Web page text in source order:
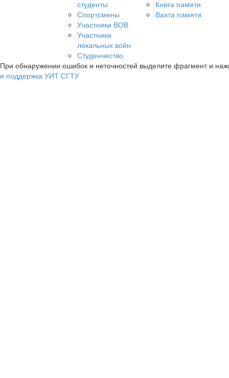
студенты
Спортсмены
Участники ВОВ
Участники
локальных войн
Студенчество
Книга памяти
Вахта памяти
При обнаружении ошибок и неточностей выделите фрагмент и
и поддержка УИТ СГТУ